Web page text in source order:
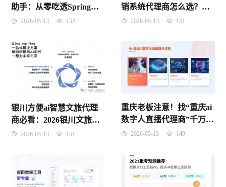
助手：从零吃透Spring
IoC控制反转，理解原理
2026-05-13 152
销系统代理商怎么选？别
再被“假智能”割韭菜了！
2026-05-13 151
银川方便ai智慧文旅代理
商必看：2026银川文旅数
字化红利到底怎么抓？
2026-05-13 151
重庆老板注意！找“重庆ai
数字人直播代理商”千万别
只看价格，这3个坑踩了要
2026-05-13 149